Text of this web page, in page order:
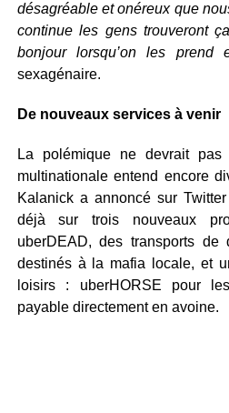
désagréable et onéreux que
continue les gens trouveront
bonjour lorsqu’on les prend
sexagénaire.
De nouveaux services à venir
La polémique ne devrait pas
multinationale entend encore
Kalanick a annoncé sur
déjà sur trois nouveaux
uberDEAD, des transports de
destinés à la mafia locale, et
loisirs : uberHORSE pour
payable directement en avoine.